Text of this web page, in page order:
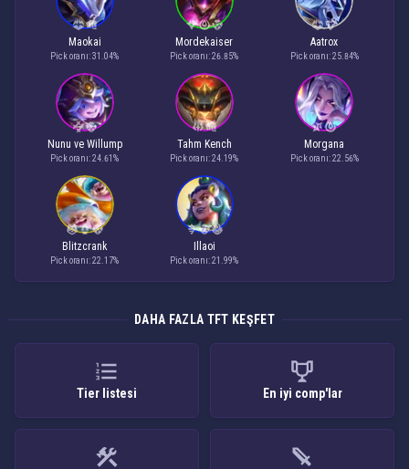
Maokai
Pick oranı: 31.04%
Mordekaiser
Pick oranı: 26.85%
Aatrox
Pick oranı: 25.84%
Nunu ve Willump
Pick oranı: 24.61%
Tahm Kench
Pick oranı: 24.19%
Morgana
Pick oranı: 22.56%
Blitzcrank
Pick oranı: 22.17%
Illaoi
Pick oranı: 21.99%
DAHA FAZLA TFT KEŞFET
Tier listesi En iyi comp'lar